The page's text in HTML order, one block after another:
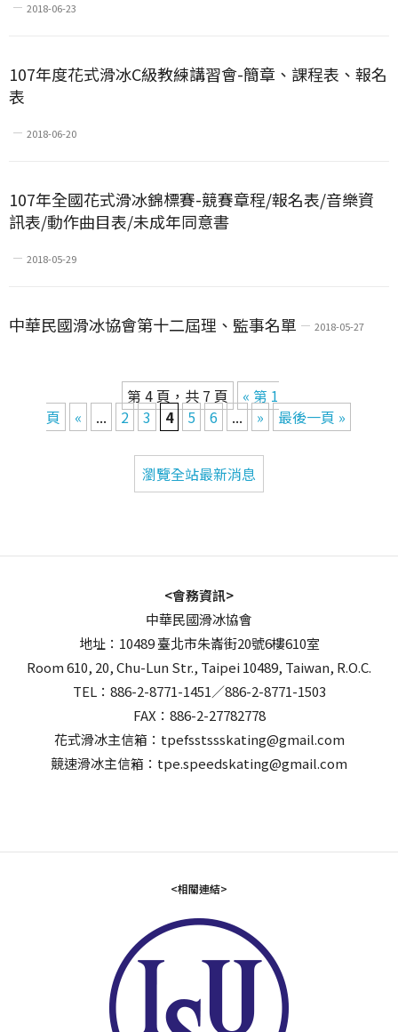
2018-06-23
107年度花式滑冰C級教練講習會-簡章、課程表、報名
表
2018-06-20
107年全國花式滑冰錦標賽-競賽章程/報名表/音樂資
訊表/動作曲目表/未成年同意書
2018-05-29
中華民國滑冰協會第十二屆理、監事名單 2018-05-27
第 4 頁，共 7 頁
« 第 1
頁
« ... 2 3 4 5 6 ... » 最後一頁 »
瀏覽全站最新消息
<會務資訊>
中華民國滑冰協會
地址：10489 臺北市朱崙街20號6樓610室
Room 610, 20, Chu-Lun Str., Taipei 10489, Taiwan, R.O.C.
TEL：886-2-8771-1451／886-2-8771-1503
FAX：886-2-27782778
花式滑冰主信箱：tpefsstssskating@gmail.com
競速滑冰主信箱：tpe.speedskating@gmail.com
<相關連結>